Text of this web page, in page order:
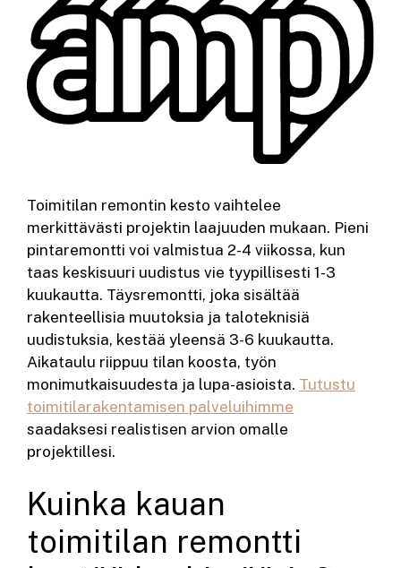
Toimitilan remontin kesto vaihtelee
merkittävästi projektin laajuuden mukaan. Pieni
pintaremontti voi valmistua 2-4 viikossa, kun
taas keskisuuri uudistus vie tyypillisesti 1-3
kuukautta. Täysremontti, joka sisältää
rakenteellisia muutoksia ja taloteknisiä
uudistuksia, kestää yleensä 3-6 kuukautta.
Aikataulu riippuu tilan koosta, työn
monimutkaisuudesta ja lupa-asioista. Tutustu
toimitilarakentamisen palveluihimme
saadaksesi realistisen arvion omalle
projektillesi.
Kuinka kauan
toimitilan remontti